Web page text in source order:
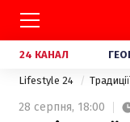
24 КАНАЛ
Lifestyle 24 Традиції
28 серпня, 18:00